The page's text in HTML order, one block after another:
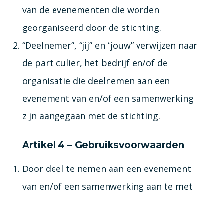
van de evenementen die worden
georganiseerd door de stichting.
“Deelnemer”, “jij” en “jouw” verwijzen naar
de particulier, het bedrijf en/of de
organisatie die deelnemen aan een
evenement van en/of een samenwerking
zijn aangegaan met de stichting.
Artikel 4 – Gebruiksvoorwaarden
Door deel te nemen aan een evenement
van en/of een samenwerking aan te met